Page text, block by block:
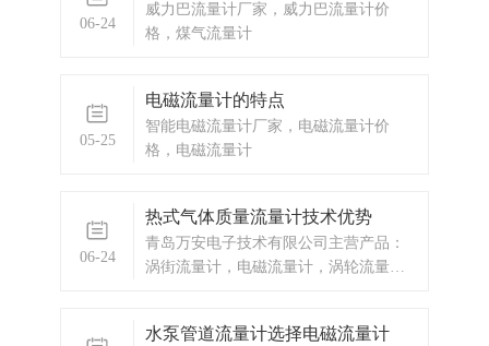
06-24
威力巴流量计厂家，威力巴流量计价
格，煤气流量计
05-25
电磁流量计的特点
智能电磁流量计厂家，电磁流量计价
格，电磁流量计
06-24
热式气体质量流量计技术优势
青岛万安电子技术有限公司主营产品：
涡街流量计，电磁流量计，涡轮流量
等，以及承接电气自动化项目。
水泵管道流量计选择电磁流量计